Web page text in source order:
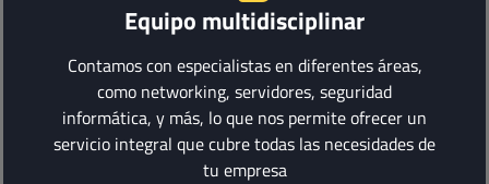
Equipo multidisciplinar
Contamos con especialistas en diferentes áreas,
como networking, servidores, seguridad
informática, y más, lo que nos permite ofrecer un
servicio integral que cubre todas las necesidades de
tu empresa